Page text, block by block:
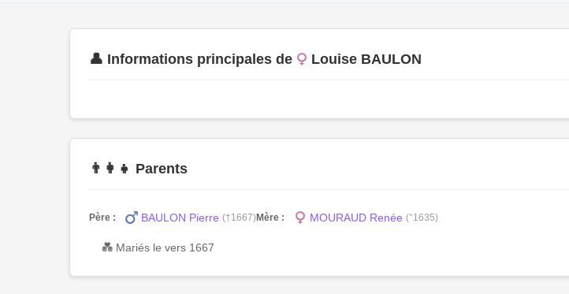
👤 Informations principales de Louise BAULON
👨‍👩‍👧 Parents
Père : BAULON Pierre (†1667)Mère : MOURAUD Renée (°1635)
💑 Mariés le vers 1667